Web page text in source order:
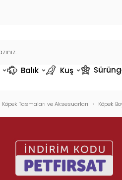
Balık Kuş
Köpek Tasmaları ve Aksesuarları Köpek